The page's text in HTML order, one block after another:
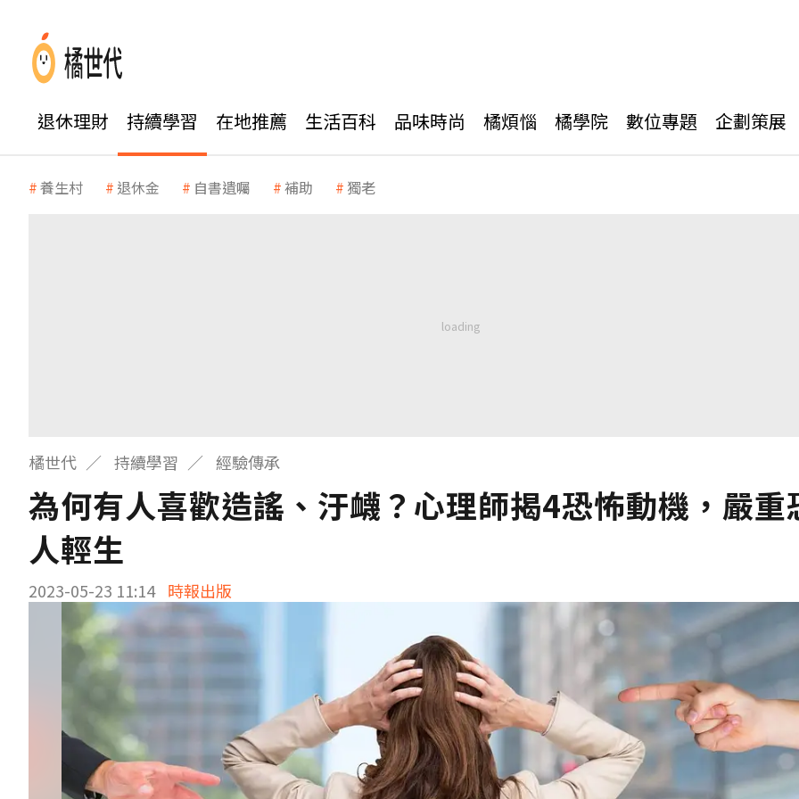
退休理財 持續學習 在地推薦 生活百科 品味時尚 橘煩惱 橘學院 數位專題 企劃策展
養生村 退休金 自書遺囑 補助 獨老
橘世代 持續學習 經驗傳承
為何有人喜歡造謠、汙衊？心理師揭4恐怖動機，嚴重
人輕生
2023-05-23 11:14 時報出版